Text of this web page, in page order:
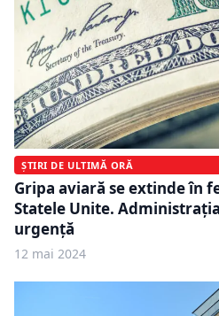
ȘTIRI DE ULTIMĂ ORĂ
Gripa aviară se extinde în
Statele Unite.
urgență
12 mai 2024